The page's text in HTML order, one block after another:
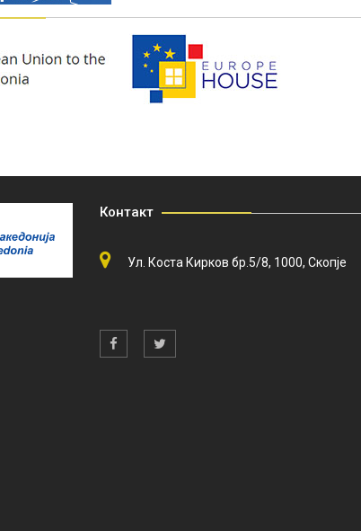
Контакт
Ул. Коста Кирков бр.5/8, 1000, Скопје